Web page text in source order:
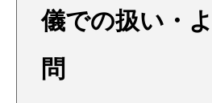
儀での扱い・
問